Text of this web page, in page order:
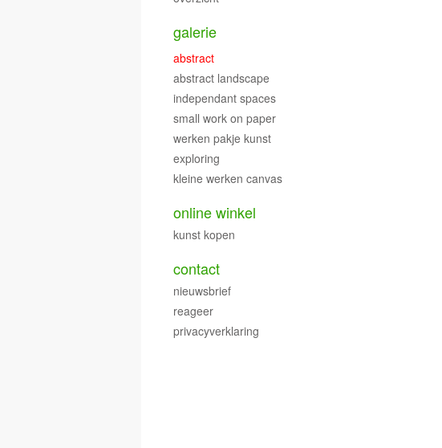
galerie
abstract
abstract landscape
independant spaces
small work on paper
werken pakje kunst
exploring
kleine werken canvas
online winkel
kunst kopen
contact
nieuwsbrief
reageer
privacyverklaring